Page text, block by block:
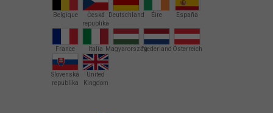
Belgique
Česká
republika
Deutschland Éire España
France Italia MagyarországNederland Österreich
Slovenská
republika
United
Kingdom